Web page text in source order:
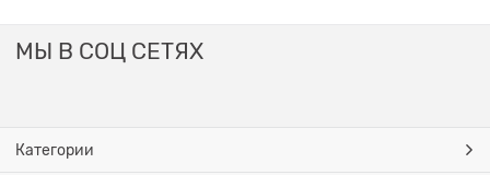
МЫ В СОЦ СЕТЯХ
Категории